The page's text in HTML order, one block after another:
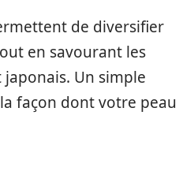
de diversifier
en savourant les
Un simple
façon dont votre peau